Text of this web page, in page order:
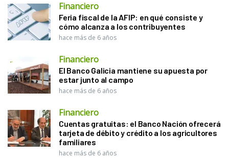
Financiero
Feria fiscal de la AFIP: en qué consiste y
cómo alcanza a los contribuyentes
hace más de 6 años
Financiero
El Banco Galicia mantiene su apuesta por
estar junto al campo
hace más de 6 años
Financiero
Cuentas gratuitas: el Banco Nación ofrecerá
tarjeta de débito y crédito a los agricultores
familiares
hace más de 6 años